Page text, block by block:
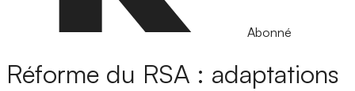
Abonné
Réforme du RSA : adaptations